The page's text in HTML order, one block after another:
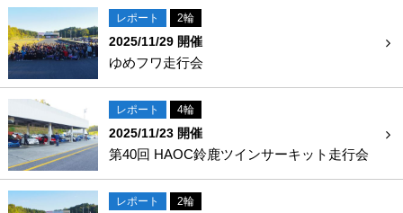
レポート 2輪
2025/11/29 開催
ゆめフワ走行会
レポート 4輪
2025/11/23 開催
第40回 HAOC鈴鹿ツインサーキット走行会
レポート 2輪